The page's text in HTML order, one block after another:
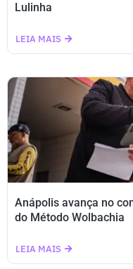
Lulinha
LEIA MAIS
Anápolis avança no
do Método Wolbachia
LEIA MAIS